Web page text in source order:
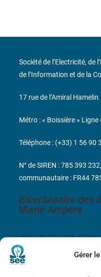
Gérer
Bicentenaire des
Marie Ampère
Conditions
Société de l’Electricité, de
de l’Information et de la
17 rue de l’Amiral Hamelin
Métro : « Boissière » Ligne
Téléphone : (+33) 1 56 90
N° de SIREN : 785 393
communautaire : FR44